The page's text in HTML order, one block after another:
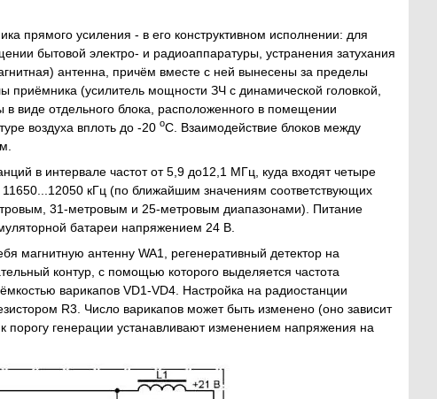
прямого усиления - в его конструктивном исполнении: для
бытовой электро- и радиоаппаратуры, устранения затухания
антенна, причём вместе с ней вынесены за пределы
(усилитель мощности ЗЧ с динамической головкой,
в виде отдельного блока, расположенного в помещении
воздуха вплоть до -20 оС. Взаимодействие блоков между
в интервале частот от 5,9 до12,1 МГц, куда входят четыре
кГц (по ближайшим значениям соответствующих
31-метровым и 25-метровым диапазонами). Питание
батареи напряжением 24 В.
магнитную антенну WA1, регенеративный детектор на
контур, с помощью которого выделяется частота
варикапов VD1-VD4. Настройка на радиостанции
R3. Число варикапов может быть изменено (оно зависит
порогу генерации устанавливают изменением напряжения на